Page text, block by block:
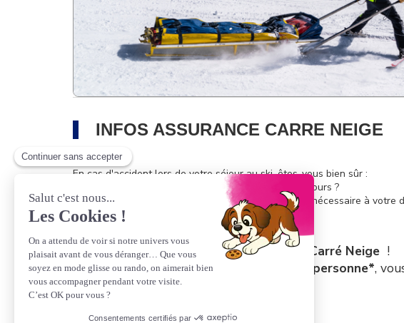
INFOS ASSURANCE CARRE NEIGE
En cas d'accident lors de votre séjour au ski, êtes-vous bien sûr :
pour vos frais de recherche, de secours ?
- d'être pris en charge médicalement et rapatrié si nécessaire à votre
En cas d'hésitation, faites confiance au Carré Neige !
Pour seulement3.50€ par jour et par personne*,
assurance et d'une assistance.
*tarif plafonné à 28.00€ à partir de 8 jours.